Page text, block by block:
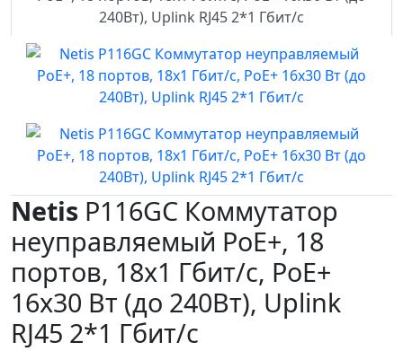
Netis P116GC Коммутатор
неуправляемый PoE+, 18
портов, 18x1 Гбит/с, PoE+
16х30 Вт (до 240Вт), Uplink
RJ45 2*1 Гбит/с